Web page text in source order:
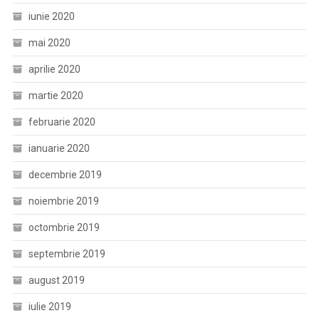
iunie 2020
mai 2020
aprilie 2020
martie 2020
februarie 2020
ianuarie 2020
decembrie 2019
noiembrie 2019
octombrie 2019
septembrie 2019
august 2019
iulie 2019